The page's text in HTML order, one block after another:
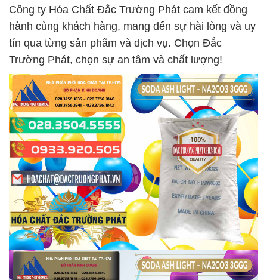
Công ty Hóa Chất Đắc Trường Phát cam kết đồng
hành cùng khách hàng, mang đến sự hài lòng và uy
tín qua từng sản phẩm và dịch vụ. Chọn Đắc
Trường Phát, chọn sự an tâm và chất lượng!